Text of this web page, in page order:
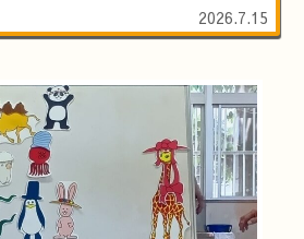
2026.7.15